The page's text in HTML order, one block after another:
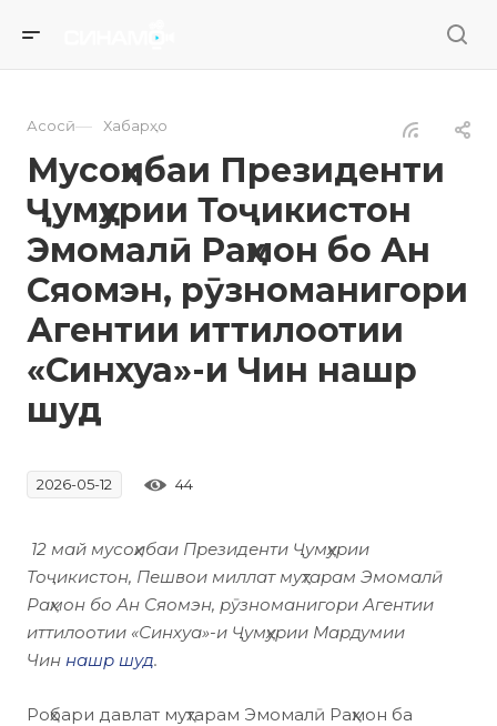
Асосӣ — Хабарҳо
Мусоҳибаи Президенти
Ҷумҳурии Тоҷикистон
Эмомалӣ Раҳмон бо Ан
Сяомэн, рӯзноманигори
Агентии иттилоотии
«Синхуа»-и Чин нашр
шуд
2026-05-12 44
12 май мусоҳибаи Президенти Ҷумҳурии
Тоҷикистон, Пешвои миллат муҳтарам Эмомалӣ
Раҳмон бо Ан Сяомэн, рӯзноманигори Агентии
иттилоотии «Синхуа»-и Ҷумҳурии Мардумии
Чин нашр шуд.
Роҳбари давлат муҳтарам Эмомалӣ Раҳмон ба